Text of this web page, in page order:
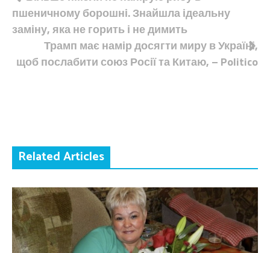
записів
пшеничному борошні. Знайшла ідеальну
заміну, яка не горить і не димить
Трамп має намір досягти миру в Україні,
щоб послабити союз Росії та Китаю, – Politico
Related Articles